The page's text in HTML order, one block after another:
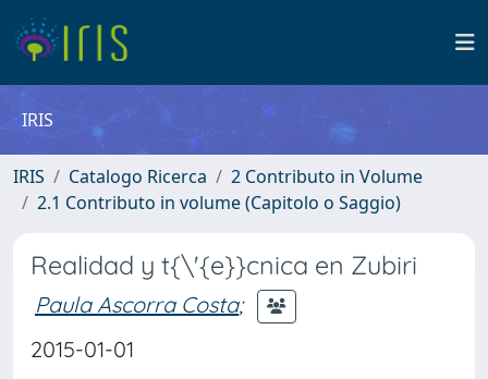
IRIS
IRIS Catalogo Ricerca
2 Contributo in Volume
2.1 Contributo in volume (Capitolo o Saggio)
Realidad y t{\'{e}}cnica en Zubiri
Paula Ascorra Costa;
2015-01-01